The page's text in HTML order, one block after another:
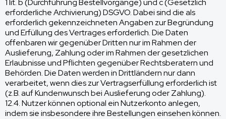
1 lit. b (Durchführung Bestellvorgänge) und c (Gesetzlich
erforderliche Archivierung) DSGVO. Dabei sind die als
erforderlich gekennzeichneten Angaben zur Begründung
und Erfüllung des Vertrages erforderlich. Die Daten
offenbaren wir gegenüber Dritten nur im Rahmen der
Auslieferung, Zahlung oder im Rahmen der gesetzlichen
Erlaubnisse und Pflichten gegenüber Rechtsberatern und
Behörden. Die Daten werden in Drittländern nur dann
verarbeitet, wenn dies zur Vertragserfüllung erforderlich ist
(z.B. auf Kundenwunsch bei Auslieferung oder Zahlung).
12.4. Nutzer können optional ein Nutzerkonto anlegen,
indem sie insbesondere ihre Bestellungen einsehen können.